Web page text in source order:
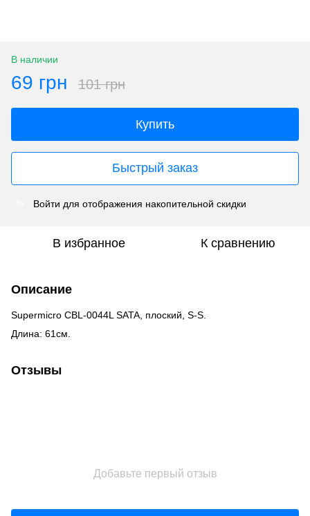
В наличии
69 грн 101 грн
Купить
Быстрый заказ
Войти для отображения накопительной скидки
В избранное К сравнению
Описание
Supermicro CBL-0044L SATA, плоский, S-S.
Длина: 61см.
Отзывы
Добавьте первый отзыв